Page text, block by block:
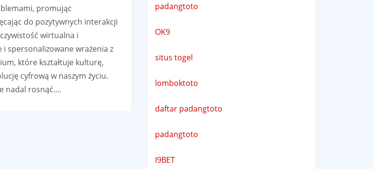
promując
do pozytywnych interakcji
wirtualna i
i spersonalizowane wrażenia z
które kształtuje kulturę,
cyfrową w naszym życiu.
nadal rosnąć.…
padangtoto
OK9
situs togel
lomboktoto
daftar padangtoto
padangtoto
I9BET